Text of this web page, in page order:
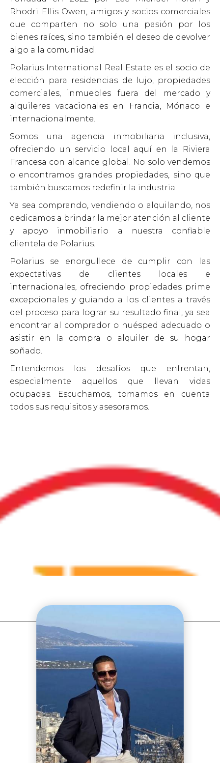
Rhodri Ellis Owen, amigos y socios comerciales
que comparten no solo una pasión por los
bienes raíces, sino también el deseo de devolver
algo a la comunidad.
Polarius International Real Estate es el socio de
elección para residencias de lujo, propiedades
comerciales, inmuebles fuera del mercado y
alquileres vacacionales en Francia, Mónaco e
internacionalmente.
Somos una agencia inmobiliaria inclusiva,
ofreciendo un servicio local aquí en la Riviera
Francesa con alcance global. No solo vendemos
o encontramos grandes propiedades, sino que
también buscamos redefinir la industria.
Ya sea comprando, vendiendo o alquilando, nos
dedicamos a brindar la mejor atención al cliente
y apoyo inmobiliario a nuestra confiable
clientela de Polarius.
Polarius se enorgullece de cumplir con las
expectativas de clientes locales e
internacionales, ofreciendo propiedades prime
excepcionales y guiando a los clientes a través
del proceso para lograr su resultado final, ya sea
encontrar al comprador o huésped adecuado o
asistir en la compra o alquiler de su hogar
soñado.
Entendemos los desafíos que enfrentan,
especialmente aquellos que llevan vidas
ocupadas. Escuchamos, tomamos en cuenta
todos sus requisitos y asesoramos.